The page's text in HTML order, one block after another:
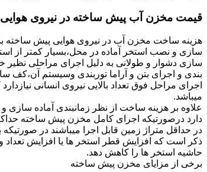
قیمت مخزن آب پیش ساخته در نیروی هوایی
هزینه ساخت مخزن آب در نیروی هوایی پیش ساخته
سازی و نصب استخر آماده در محل،بسیار کمتر از
سازی دشوار و طولانی به دلیل اجرای مراحلی نظیر
بندی و اجرای بتن و آراما توربندی وسیستم آن،کف
اجرای مراحل فوق تعداد بالایی نیروی انسانی
میباشد.
در حداقل متراژ زمین قابل اجرا میباشند در
ذکر است که افزایش قطر استخر ها یا افزایش
حاشیه استخر ها را کاهش دهد.
برخی از مزایای مخزن پیش ساخته